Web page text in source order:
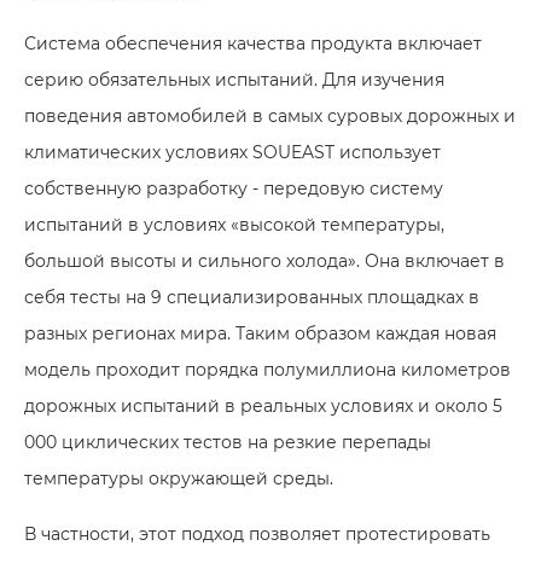
Система обеспечения качества продукта включает
серию обязательных испытаний. Для изучения
поведения автомобилей в самых суровых дорожных и
климатических условиях SOUEAST использует
собственную разработку - передовую систему
испытаний в условиях «высокой температуры,
большой высоты и сильного холода». Она включает в
себя тесты на 9 специализированных площадках в
разных регионах мира. Таким образом каждая новая
модель проходит порядка полумиллиона километров
дорожных испытаний в реальных условиях и около 5
000 циклических тестов на резкие перепады
температуры окружающей среды.
В частности, этот подход позволяет протестировать